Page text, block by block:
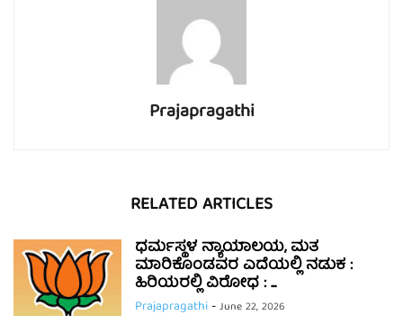
Prajapragathi
RELATED ARTICLES
ಧರ್ಮಸ್ಥಳ ನ್ಯಾಯಾಲಯ, ಮತ
ಮಾರಿಕೊಂಡವರ ಎದೆಯಲ್ಲಿ ನಡುಕ :
ಹಿರಿಯರಲ್ಲಿ ವಿರೋಧ : ...
Prajapragathi-June 22, 2026